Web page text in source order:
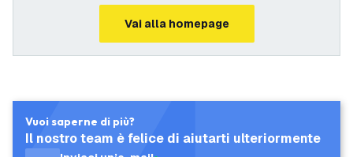
Vai alla homepage
Vuoi saperne di più?
Il nostro team è felice di aiutarti ulteriormente